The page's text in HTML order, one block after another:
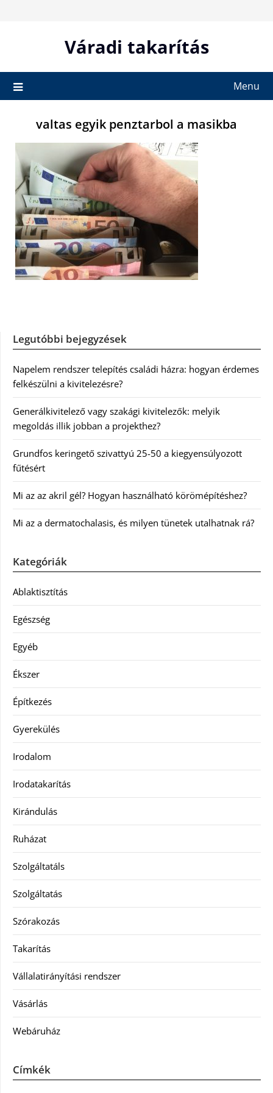
Váradi takarítás
Menu
valtas egyik penztarbol a masikba
Legutóbbi bejegyzések
Napelem rendszer telepítés családi házra: hogyan érdemes
felkészülni a kivitelezésre?
Generálkivitelező vagy szakági kivitelezők: melyik
megoldás illik jobban a projekthez?
Grundfos keringető szivattyú 25-50 a kiegyensúlyozott
fűtésért
Mi az az akril gél? Hogyan használható körömépítéshez?
Mi az a dermatochalasis, és milyen tünetek utalhatnak rá?
Kategóriák
Ablaktisztítás
Egészség
Egyéb
Ékszer
Építkezés
Gyerekülés
Irodalom
Irodatakarítás
Kirándulás
Ruházat
Szolgáltatáls
Szolgáltatás
Szórakozás
Takarítás
Vállalatirányítási rendszer
Vásárlás
Webáruház
Címkék